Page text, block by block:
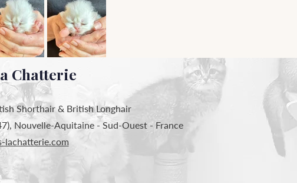
Chatterie
Shorthair & British Longhair
Nouvelle-Aquitaine - Sud-Ouest - France
lachatterie.com